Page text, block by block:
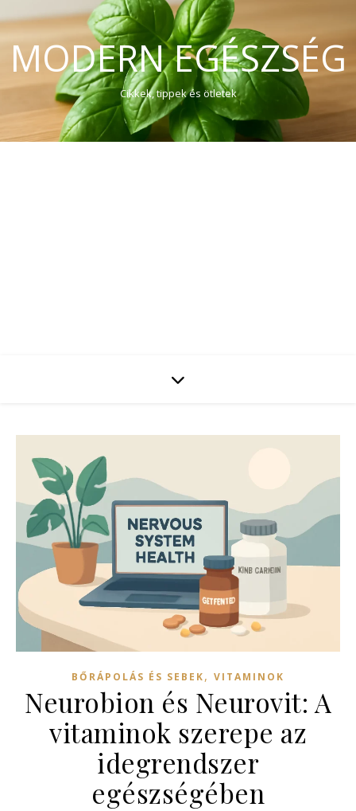
MODERN EGÉSZSÉG
Cikkek, tippek és ötletek
BŐRÁPOLÁS ÉS SEBEK, VITAMINOK
Neurobion és Neurovit: A
vitaminok szerepe az
idegrendszer
egészségében